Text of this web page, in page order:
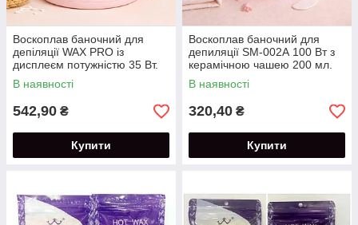
Воскоплав баночний для
депіляції WAX PRO із
дисплеєм потужністю 35 Вт.
В наявності
542,90 ₴
Купити
Воскоплав баночний для
депиляції SM-002А 100 Вт з
керамічною чашею 200 мл.
В наявності
320,40 ₴
Купити